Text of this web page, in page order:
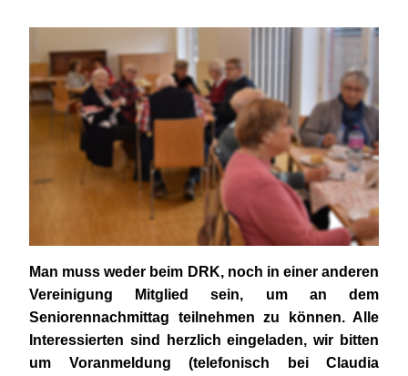
Man muss weder beim DRK, noch in einer anderen
Vereinigung Mitglied sein, um an dem
Seniorennachmittag teilnehmen zu können. Alle
Interessierten sind herzlich eingeladen, wir bitten
um Voranmeldung (telefonisch bei Claudia